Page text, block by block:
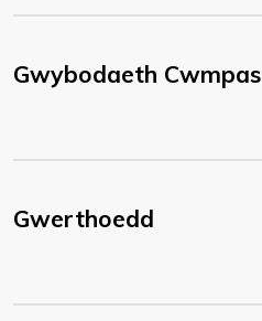
Gwybodaeth Cwmpas
Gwerthoedd